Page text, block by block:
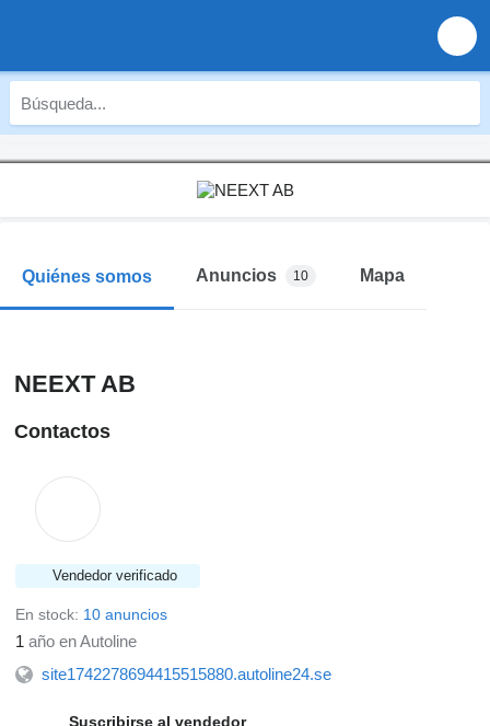
Quiénes somos Anuncios 10 Mapa
NEEXT AB
Contactos
Vendedor verificado
En stock: 10 anuncios
1 año en Autoline
site1742278694415515880.autoline24.se
Suscribirse al vendedor